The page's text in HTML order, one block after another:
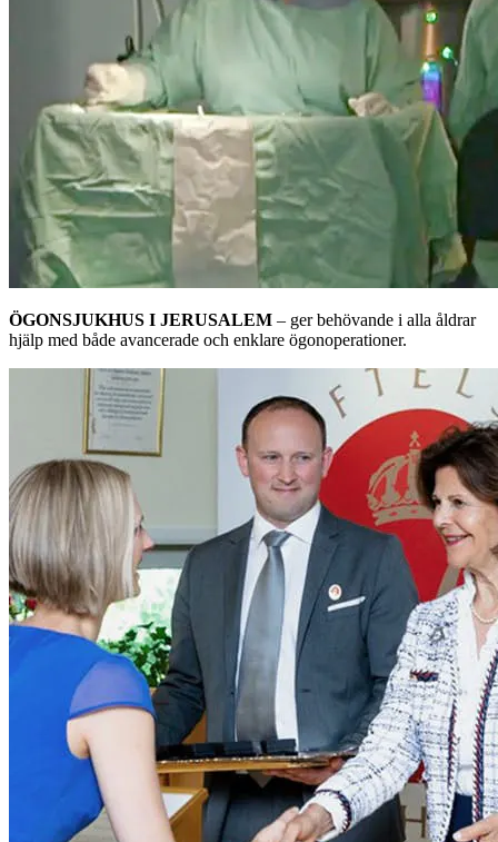
ÖGONSJUKHUS I JERUSALEM – ger behövande i alla åldrar
hjälp med både avancerade och enklare ögonoperationer.